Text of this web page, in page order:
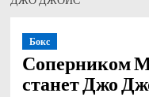
Бокс
Соперником
станет Джо